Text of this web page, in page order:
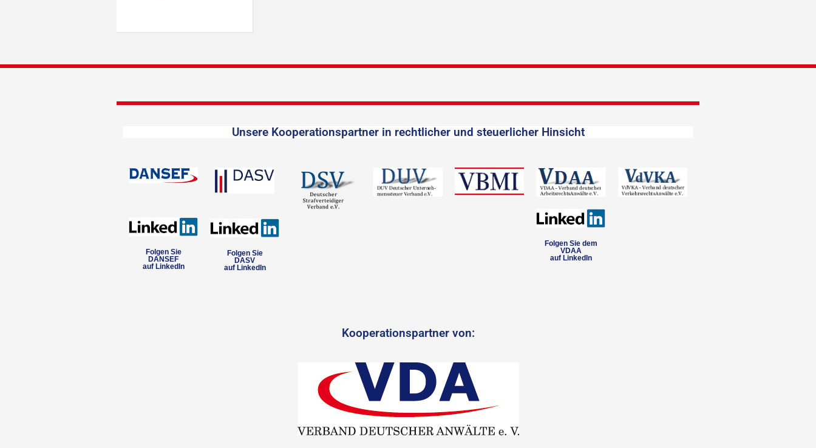
Unsere Kooperationspartner in rechtlicher und steuerlicher Hinsicht
Folgen Sie
DANSEF
auf LinkedIn
Folgen Sie
DASV
auf LinkedIn
Folgen Sie dem
VDAA
auf LinkedIn
Kooperationspartner von: